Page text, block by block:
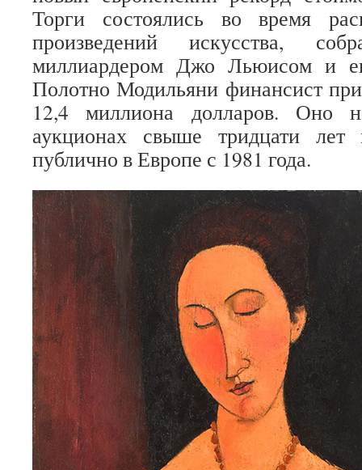
Торги состоялись во время
произведений искусства,
миллиардером Джо Льюисом и
Полотно Модильяни финансист
12,4 миллиона долларов. Оно
аукционах свыше тридцати лет
публично в Европе с 1981 года.